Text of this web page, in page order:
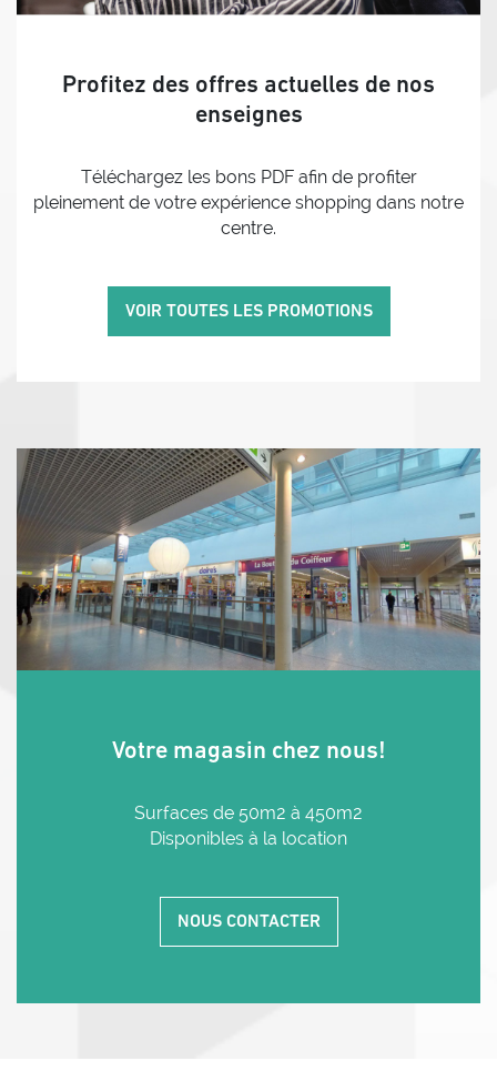
Profitez des offres actuelles de nos
enseignes
Téléchargez les bons PDF afin de profiter
pleinement de votre expérience shopping dans notre
centre.
VOIR TOUTES LES PROMOTIONS
Votre magasin chez nous!
Surfaces de 50m2 à 450m2
Disponibles à la location
NOUS CONTACTER